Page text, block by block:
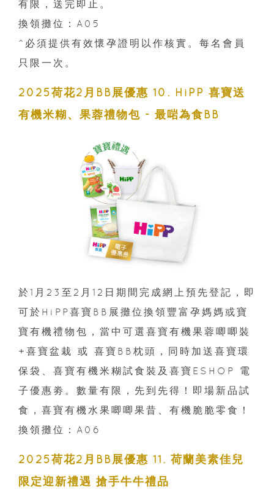
有限，送完即止。
換領攤位：A05
^必須提供有效懷孕證明以作核實。每名會員
只限一次。
2025荷花2月BB展優惠 10. HiPP 喜寶送
有機米糊、果蓉禮物包 - 最啱為食BB
於1月23至2月12日期間完成網上預先登記，即
可於HiPP喜寶BB展攤位換領豐富孕媽媽或寶
寶有機禮物包，當中可選喜寶有機果蓉唧唧裝
+喜寶盆栽 或 喜寶BB枕頭，同時加送喜寶環
保袋、喜寶有機米糊試食裝及喜寶ESHOP 電
子優惠劵。數量有限，先到先得！即場新品試
食，喜寶有機水果唧唧果昔、有機脆脆零食！
換領攤位：A06
2025荷花2月BB展優惠 11. 荷蘭美素佳兒
限定迎新禮遇 搶手牛牛禮品